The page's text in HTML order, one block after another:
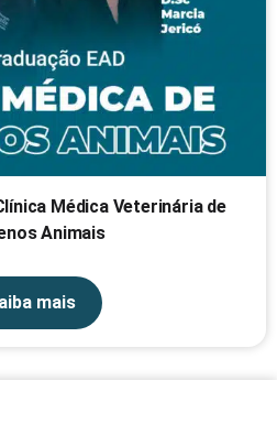
Médica Veterinária de
Animais
mais